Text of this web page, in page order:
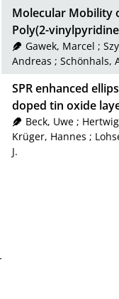
Molecular Mobility
Poly(2-
Gawek, Marcel ;
Andreas ; Schönhals,
SPR enhanced
doped tin oxide
Beck, Uwe;
Krüger, Hannes ;
J.